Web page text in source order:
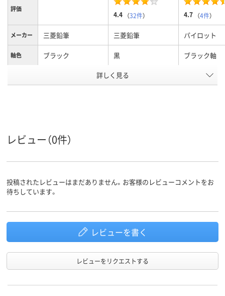
評価
4.4 （32件） 4.7 （4件）
メーカー 三菱鉛筆 三菱鉛筆 パイロット
軸色 ブラック 黒 ブラック軸
0.5mm
ループ
アスクル
商品環境
詳しく見る
レビュー（0件）
投稿されたレビューはまだありません。お客様のレビューコメントをお
待ちしています。
レビューを書く
レビューをリクエストする